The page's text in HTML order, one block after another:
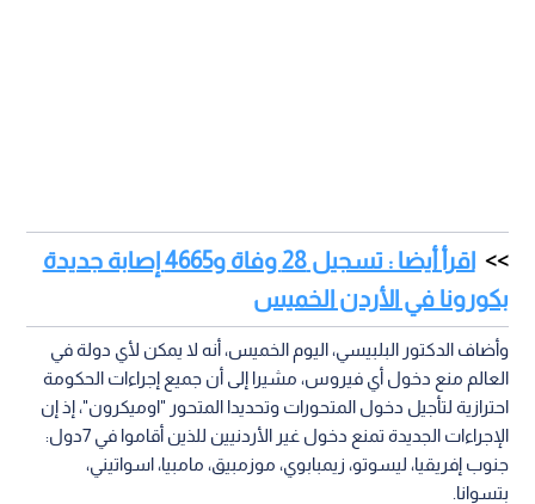
اقرأ أيضا : تسجيل 28 وفاة و4665 إصابة جديدة
بكورونا في الأردن الخميس
وأضاف الدكتور البلبيسي، اليوم الخميس، أنه لا يمكن لأي دولة في
العالم منع دخول أي فيروس، مشيرا إلى أن جميع إجراءات الحكومة
احترازية لتأجيل دخول المتحورات وتحديدا المتحور "اوميكرون"، إذ إن
الإجراءات الجديدة تمنع دخول غير الأردنيين للذين أقاموا في 7دول:
جنوب إفريقيا، ليسوتو، زيمبابوي، موزمبيق، مامبيا، اسواتيني،
بتسوانا.